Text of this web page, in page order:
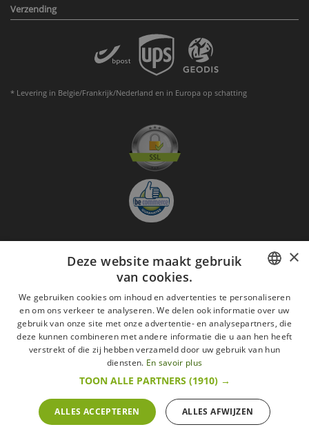
Verzending
* Levering in Belgie/Frankrijk/Nederland en in Europa op schatting
Aanmelden nieuwsbrief
GO
Ik ga akkoord metde Wettelijke vermeldingen
Alle merken
Algemene verkoopsvoorwaarden
Wettelijke vermeldingen
withdrawal rights
Veelgestelde vragen
Alle rechten voorbehouden ©2015 Les Secrets du Chef/Alle prijzen op deze website
zijn met alle belastingen inbegrepen.
De Belgische wetgeving van 6 april 2010 geeft de consument het recht om binnen 14
werkdagen op een aankoop terug te komen.
FRENCH
ENGLISH
×
Deze website maakt gebruik
van cookies.
We gebruiken cookies om inhoud en advertenties te personaliseren
en om ons verkeer te analyseren. We delen ook informatie over uw
gebruik van onze site met onze advertentie- en analysepartners, die
deze kunnen combineren met andere informatie die u aan hen heeft
verstrekt of die zij hebben verzameld door uw gebruik van hun
diensten. En savoir plus
TOON ALLE PARTNERS (1910) →
ALLES ACCEPTEREN ALLES AFWIJZEN